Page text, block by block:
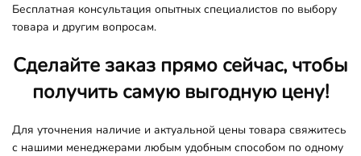
Бесплатная консультация опытных специалистов по выбору
товара и другим вопросам.
Сделайте заказ прямо сейчас, чтобы
получить самую выгодную цену!
Для уточнения наличие и актуальной цены товара свяжитесь
с нашими менеджерами любым удобным способом по одному